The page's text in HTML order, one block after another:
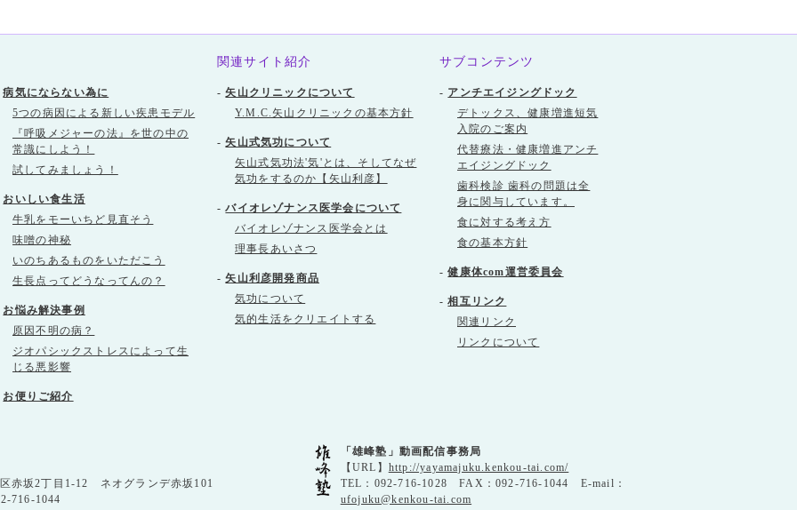
病気にならない為に
5つの病因による新しい疾患モデル
『呼吸メジャーの法』を世の中の
常識にしよう！
試してみましょう！
おいしい食生活
牛乳をモーいちど見直そう
味噌の神秘
いのちあるものをいただこう
生長点ってどうなってんの？
お悩み解決事例
原因不明の病？
ジオパシックストレスによって生
じる悪影響
お便りご紹介
関連サイト紹介
-矢山クリニックについて
Y.M.C.矢山クリニックの基本方針
-矢山式気功について
矢山式気功法'気'とは、そしてなぜ
気功をするのか【矢山利彦】
-バイオレゾナンス医学会について
バイオレゾナンス医学会とは
理事長あいさつ
-矢山利彦開発商品
気功について
気的生活をクリエイトする
サブコンテンツ
- アンチエイジングドック
デトックス、健康増進短気
入院のご案内
代替療法・健康増進アンチ
エイジングドック
歯科検診 歯科の問題は全
身に関与しています。
食に対する考え方
食の基本方針
-健康体com運営委員会
-相互リンク
関連リンク
リンクについて
赤坂2丁目1-12 ネオグランデ赤坂101
716-1044
「雄峰塾」動画配信事務局
【URL】 http://yayamajuku.kenkou-tai.com/
TEL：092-716-1028 FAX：092-716-1044 E-mail：
ufojuku@kenkou-tai.com